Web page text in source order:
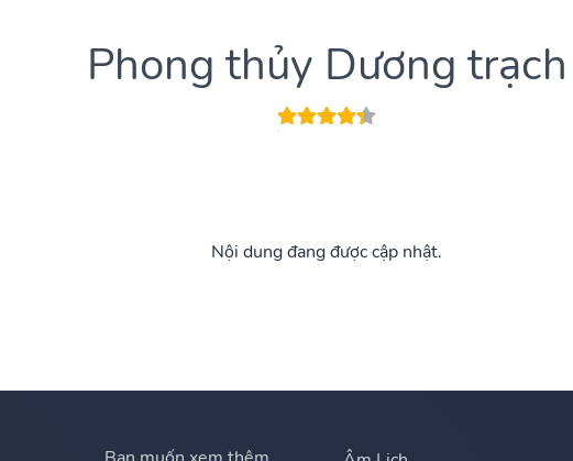
Phong thủy Dương trạch
Nội dung đang được cập nhật.